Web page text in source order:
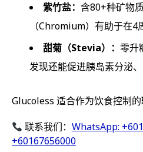
紫竹盐： 含80+种矿物
（Chromium）有助于在
甜菊（Stevia）： 零升
发现还能促进胰岛素分泌
Glucoless 适合作为饮食控制的
联系我们：WhatsApp:
+60167656000